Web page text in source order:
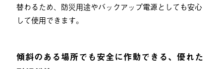
替わるため、防災用途やバックアップ電源としても安心
して使用できます。
傾斜のある場所でも安全に作動できる、優れた